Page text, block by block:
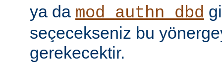
ya da mod_authn_dbd
seçecekseniz bu
gerekecektir.